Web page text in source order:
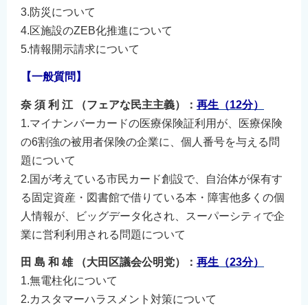
3.防災について
4.区施設のZEB化推進について
5.情報開示請求について
【一般質問】
奈 須 利 江 （フェアな民主主義）： 再生（12分）
1.マイナンバーカードの医療保険証利用が、医療保険
の6割強の被用者保険の企業に、個人番号を与える問
題について
2.国が考えている市民カード創設で、自治体が保有す
る固定資産・図書館で借りている本・障害他多くの個
人情報が、ビッグデータ化され、スーパーシティで企
業に営利利用される問題について
田 島 和 雄 （大田区議会公明党）： 再生（23分）
1.無電柱化について
2.カスタマーハラスメント対策について